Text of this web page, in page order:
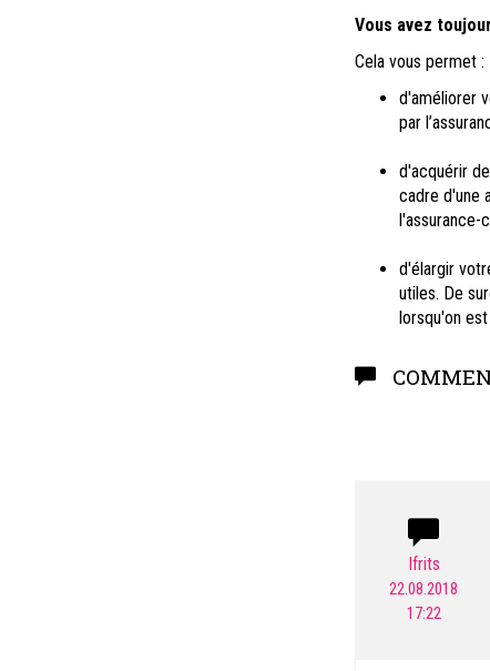
Vous avez
Cela vous permet :
d'améliorer
par
d'acquérir
cadre d'une
l'assurance-
d'élargir
utiles. De
lorsqu'on
Ifrits
22.08.2018
17:22